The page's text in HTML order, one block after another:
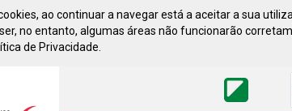
ao continuar a navegar está a aceitar a sua
no entanto, algumas áreas não funcionarão
de Privacidade.